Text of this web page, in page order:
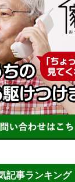
記事ランキング